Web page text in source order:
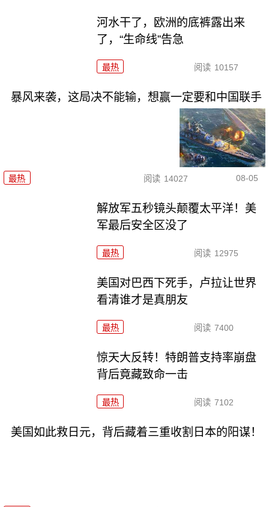
河水干了，欧洲的底裤露出来
了，“生命线”告急
最热 阅读 10157
暴风来袭，这局决不能输，想赢一定要和中国联手
最热 阅读 14027 08-05
解放军五秒镜头颠覆太平洋！美
军最后安全区没了
最热 阅读 12975
美国对巴西下死手，卢拉让世界
看清谁才是真朋友
最热 阅读 7400
惊天大反转！特朗普支持率崩盘
背后竟藏致命一击
最热 阅读 7102
美国如此救日元，背后藏着三重收割日本的阳谋！